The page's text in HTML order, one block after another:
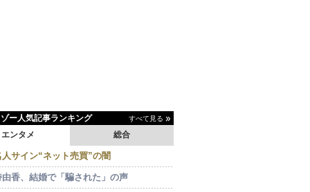
ー人気記事ランキング すべて見る
エンタメ 総合
人サイン“ネット売買”の闇
由香、結婚で「騙された」の声